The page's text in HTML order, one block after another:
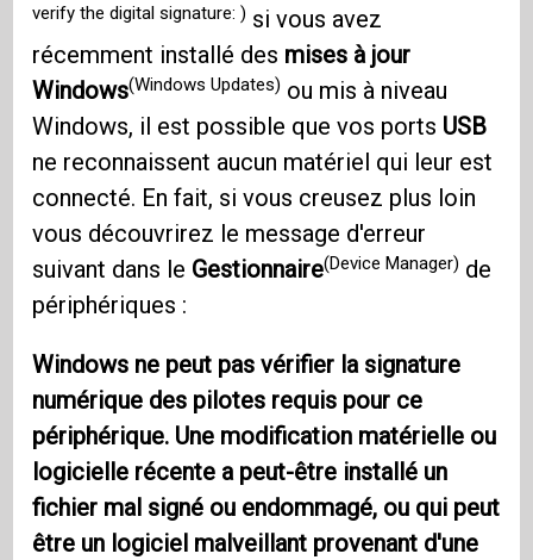
verify the digital signature: ) si vous avez
récemment installé des mises à jour
Windows(Windows Updates) ou mis à niveau
Windows, il est possible que vos ports USB
ne reconnaissent aucun matériel qui leur est
connecté. En fait, si vous creusez plus loin
vous découvrirez le message d'erreur
suivant dans le Gestionnaire(Device Manager) de
périphériques :
Windows ne peut pas vérifier la signature
numérique des pilotes requis pour ce
périphérique. Une modification matérielle ou
logicielle récente a peut-être installé un
fichier mal signé ou endommagé, ou qui peut
être un logiciel malveillant provenant d'une